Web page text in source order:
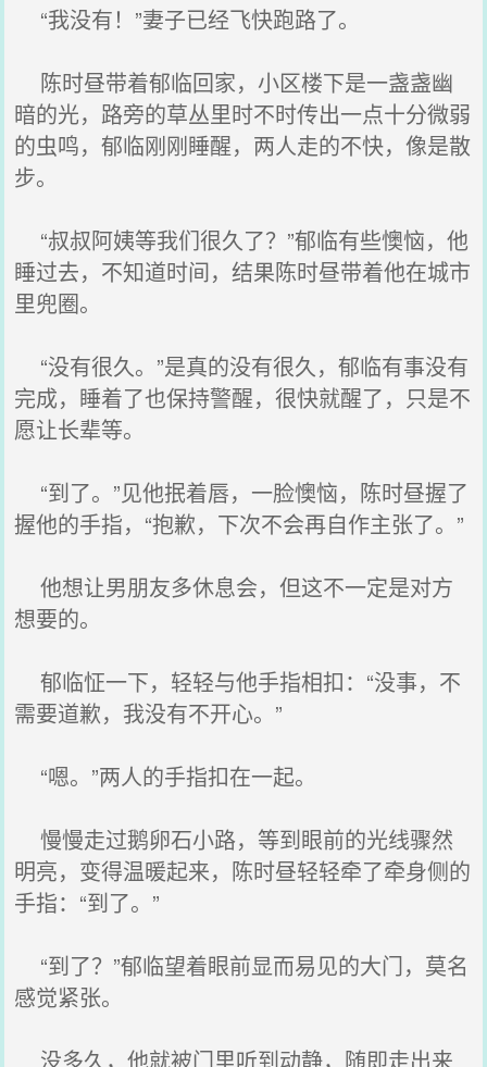
“我没有！”妻子已经飞快跑路了。
陈时昼带着郁临回家，小区楼下是一盏盏幽
暗的光，路旁的草丛里时不时传出一点十分微弱
的虫鸣，郁临刚刚睡醒，两人走的不快，像是散
步。
“叔叔阿姨等我们很久了？”郁临有些懊恼，他
睡过去，不知道时间，结果陈时昼带着他在城市
里兜圈。
“没有很久。”是真的没有很久，郁临有事没有
完成，睡着了也保持警醒，很快就醒了，只是不
愿让长辈等。
“到了。”见他抿着唇，一脸懊恼，陈时昼握了
握他的手指，“抱歉，下次不会再自作主张了。”
他想让男朋友多休息会，但这不一定是对方
想要的。
郁临怔一下，轻轻与他手指相扣：“没事，不
需要道歉，我没有不开心。”
“嗯。”两人的手指扣在一起。
慢慢走过鹅卵石小路，等到眼前的光线骤然
明亮，变得温暖起来，陈时昼轻轻牵了牵身侧的
手指：“到了。”
“到了？”郁临望着眼前显而易见的大门，莫名
感觉紧张。
没多久，他就被门里听到动静，随即走出来